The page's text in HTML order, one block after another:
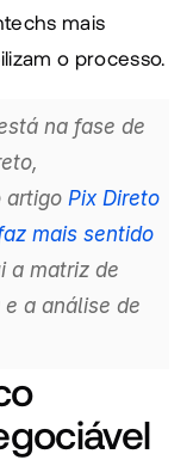
mais
o processo.
na fase de
artigo Pix Direto
mais sentido
a matriz de
a análise de